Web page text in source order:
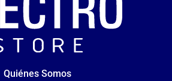
Quiénes Somos